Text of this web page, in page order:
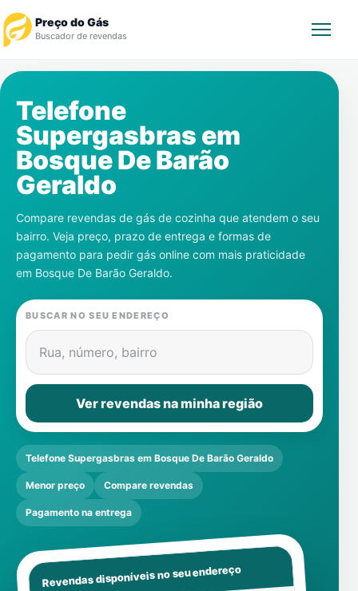
Preço do Gás
Buscador de revendas
Revendedor
Notícias
Cadastre-se
Gás
Telefone
Supergasbras em
Bosque De Barão
Geraldo
Compare revendas de gás de cozinha que atendem o seu
bairro. Veja preço, prazo de entrega e formas de
pagamento para pedir gás online com mais praticidade
em Bosque De Barão Geraldo.
BUSCAR NO SEU ENDEREÇO
Rua, número, bairro
Ver revendas na minha região
Telefone Supergasbras em Bosque De Barão Geraldo
Menor preço Compare revendas
Pagamento na entrega
Revendas disponíveis no seu endereço